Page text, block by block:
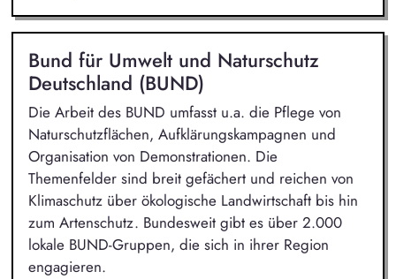
Bund für Umwelt und Naturschutz
Deutschland (BUND)
Die Arbeit des BUND umfasst u.a. die Pflege von
Naturschutzflächen, Aufklärungskampagnen und
Organisation von Demonstrationen. Die
Themenfelder sind breit gefächert und reichen von
Klimaschutz über ökologische Landwirtschaft bis hin
zum Artenschutz. Bundesweit gibt es über 2.000
lokale BUND-Gruppen, die sich in ihrer Region
engagieren.